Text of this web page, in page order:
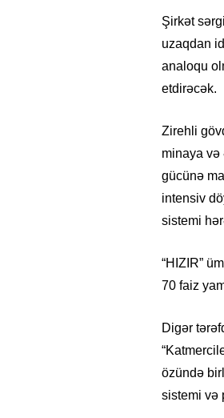
Şirkət
uzaqdan
analoqu
etdirəcək.
Zirehli
minaya və
gücünə
intensiv
sistemi
“HIZIR”
70 faiz
Digər
özündə
sistemi və